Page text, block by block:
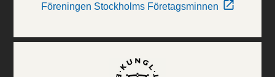
Föreningen Stockholms Företagsminnen